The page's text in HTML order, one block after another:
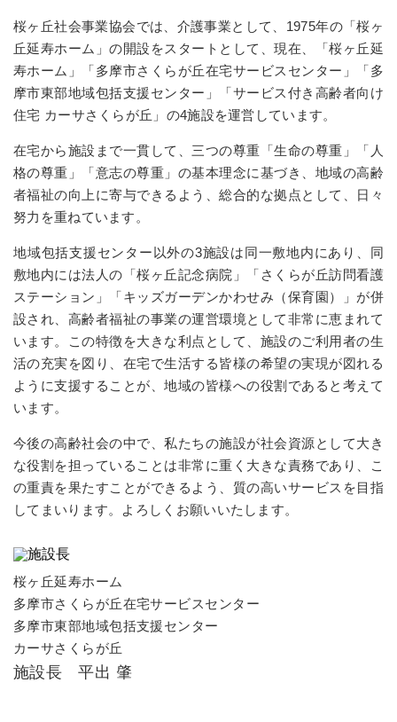
桜ヶ丘社会事業協会では、介護事業として、1975年の「桜ヶ
丘延寿ホーム」の開設をスタートとして、現在、「桜ヶ丘延
寿ホーム」「多摩市さくらが丘在宅サービスセンター」「多
摩市東部地域包括支援センター」「サービス付き高齢者向け
住宅 カーサさくらが丘」の4施設を運営しています。
在宅から施設まで一貫して、三つの尊重「生命の尊重」「人
格の尊重」「意志の尊重」の基本理念に基づき、地域の高齢
者福祉の向上に寄与できるよう、総合的な拠点として、日々
努力を重ねています。
地域包括支援センター以外の3施設は同一敷地内にあり、同
敷地内には法人の「桜ヶ丘記念病院」「さくらが丘訪問看護
ステーション」「キッズガーデンかわせみ（保育園）」が併
設され、高齢者福祉の事業の運営環境として非常に恵まれて
います。この特徴を大きな利点として、施設のご利用者の生
活の充実を図り、在宅で生活する皆様の希望の実現が図れる
ように支援することが、地域の皆様への役割であると考えて
います。
今後の高齢社会の中で、私たちの施設が社会資源として大き
な役割を担っていることは非常に重く大きな責務であり、こ
の重責を果たすことができるよう、質の高いサービスを目指
してまいります。よろしくお願いいたします。
桜ヶ丘延寿ホーム
多摩市さくらが丘在宅サービスセンター
多摩市東部地域包括支援センター
カーサさくらが丘
施設長 平出 肇
お問い合わせ
042-373-9007
［365日対応］
詳しく見る